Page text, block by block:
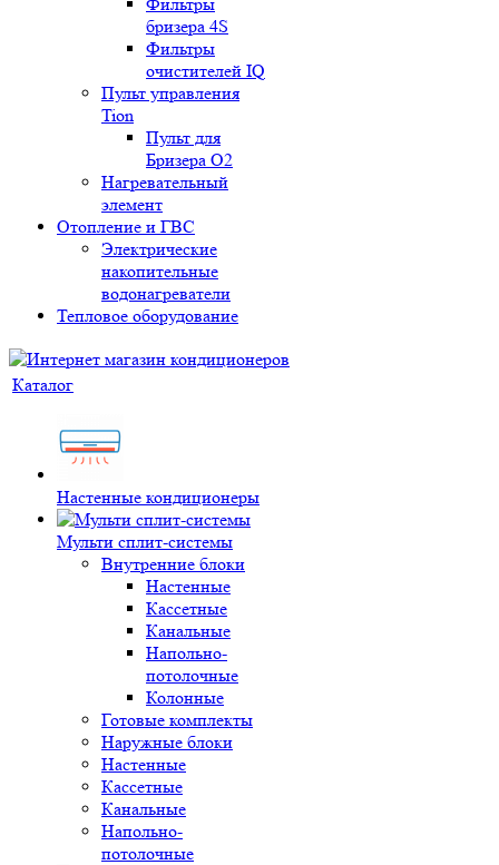
бризера 4S
Фильтры
очистителей IQ
Пульт управления
Tion
Пульт для
Бризера O2
Нагревательный
элемент
Отопление и ГВС
Электрические
накопительные
водонагреватели
Тепловое оборудование
Каталог
Настенные кондиционеры
Мульти сплит-системы
Внутренние блоки
Настенные
Кассетные
Канальные
Напольно-
потолочные
Колонные
Готовые комплекты
Наружные блоки
Настенные
Кассетные
Канальные
Напольно-
потолочные